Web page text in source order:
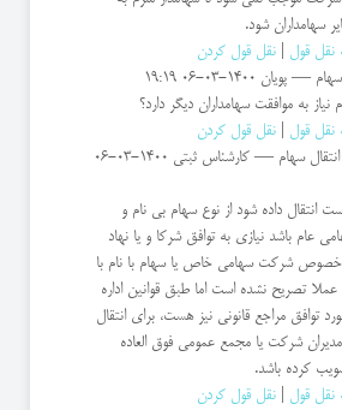
سهامداران شود.
نقل قول
نقل قول کردن
— پویان 1400-03-06 19:19
نیاز به موافقت سهامداران دیگر دارد؟
نقل قول
نقل قول کردن
سهام — کارشناس ثبتی
1400-03-06
انتقال داده شود از نوع سهام بی نام و
عام باشد نیازی به توافق شرکا و یا نهاد
خصوص شرکت سهامی خاص یا سهام با نام با
عملا تصریح نشده است اما طبق قوانین اداره
توافق مراجع قانونی نیز هست، برای انتقال
شرکت یا مجمع عمومی فوق العاده
کرده باشد.
نقل قول
نقل قول کردن